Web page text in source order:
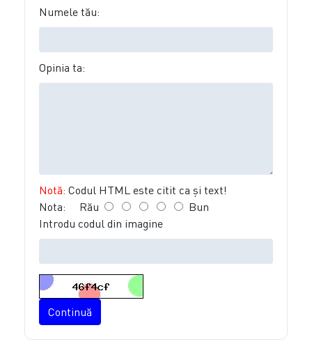
Numele tău:
Opinia ta:
Notă: Codul HTML este citit ca şi text!
Nota: Rău
Bun
Introdu codul din imagine
Continuă